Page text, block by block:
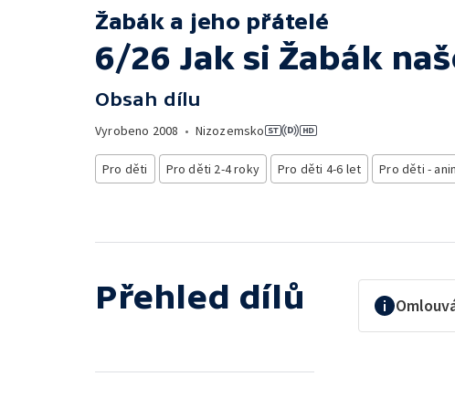
Žabák a jeho přátelé
6/26 Jak si Žabák
Obsah dílu
Vyrobeno 2008 • Nizozemsko
Pro děti Pro děti 2-4 roky Pro děti 4-6 let Pro děti -
Přehled dílů